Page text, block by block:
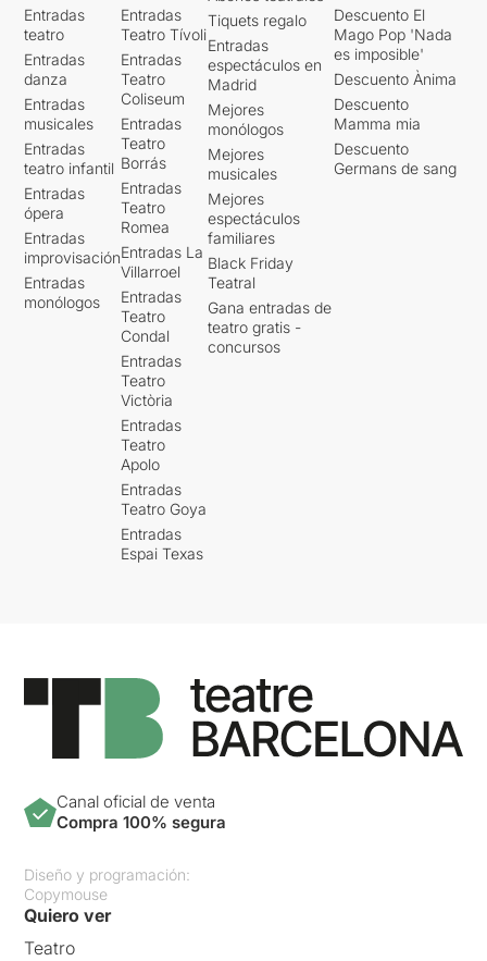
Entradas
teatro
Entradas
danza
Entradas
musicales
Entradas
teatro infantil
Entradas
ópera
Entradas
improvisación
Entradas
monólogos
Entradas
Teatro Tívoli
Entradas
Teatro
Coliseum
Entradas
Teatro
Borrás
Entradas
Teatro
Romea
Entradas La
Villarroel
Entradas
Teatro
Condal
Entradas
Teatro
Victòria
Entradas
Teatro
Apolo
Entradas
Teatro Goya
Entradas
Espai Texas
Tiquets regalo
Entradas
espectáculos en
Madrid
Mejores
monólogos
Mejores
musicales
Mejores
espectáculos
familiares
Black Friday
Teatral
Gana entradas de
teatro gratis -
concursos
Descuento El
Mago Pop 'Nada
es imposible'
Descuento Ànima
Descuento
Mamma mia
Descuento
Germans de sang
Canal oficial de venta
Compra 100% segura
Diseño y programación:
Copymouse
Quiero ver
Teatro